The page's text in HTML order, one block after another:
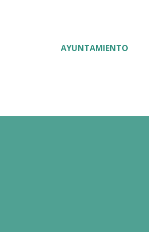
AYUNTAMIENTO